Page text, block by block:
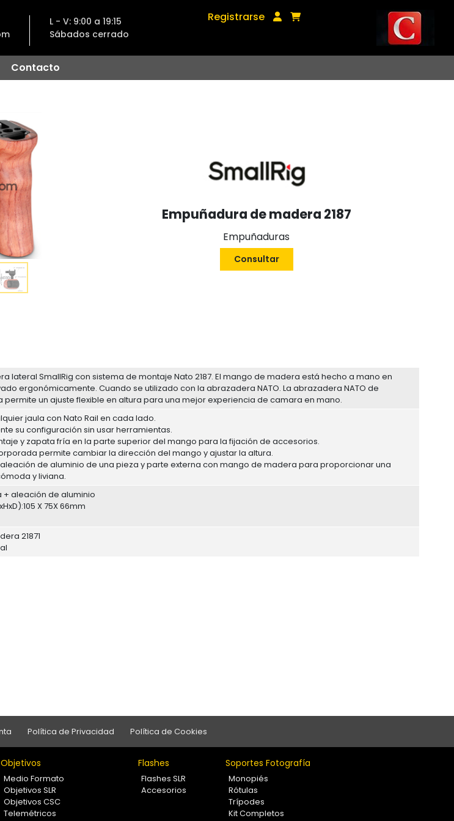
L - V: 9:00 a 19:15
Sábados cerrado
Registrarse
Contacto
Empuñadura de madera 2187
Empuñaduras
Consultar
lateral SmallRig con sistema de montaje Nato 2187. El mango de madera está hecho a mano en
ergonómicamente. Cuando se utilizado con la abrazadera NATO. La abrazadera NATO de
permite un ajuste flexible en altura para una mejor experiencia de camara en mano.
jaula con Nato Rail en cada lado.
su configuración sin usar herramientas.
y zapata fría en la parte superior del mango para la fijación de accesorios.
permite cambiar la dirección del mango y ajustar la altura.
de aluminio de una pieza y parte externa con mango de madera para proporcionar una
y liviana.
+ aleación de aluminio
X 75X 66mm
21871
Política de Privacidad Política de Cookies
Objetivos
Medio Formato
Objetivos SLR
Objetivos CSC
Telemétricos
Flashes
Flashes SLR
Accesorios
Soportes Fotografía
Monopiés
Rótulas
Trípodes
Kit Completos